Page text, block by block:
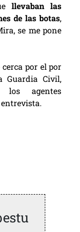
llevaban las
de las botas,
se me pone
por el por
Guardia Civil,
agentes